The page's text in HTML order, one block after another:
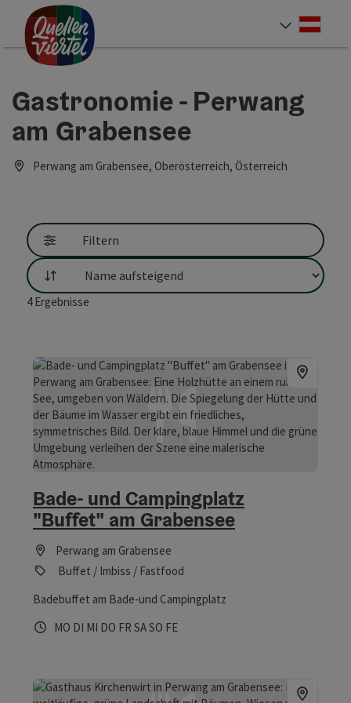
Zum Inhalt
Zur Navigation
Zum Seitenanfang
Gastronomie - Perwang
am Grabensee
Perwang am Grabensee, Oberösterreich, Österreich
Filtern
Sortierung
4Ergebnisse
Bade- und Campingplatz
"Buffet" am Grabensee
Perwang am Grabensee
Buffet / Imbiss / Fastfood
Badebuffet am Bade-und Campingplatz
Öffnungszeiten
MO Montag geöffnet
DI Dienstag geöffnet
MI Mittwoch geöffnet
DO Donnerstag geöffnet
FR Freitag geöffnet
SASamstag geöffnet
SO Sonntag geöffnet
FEFeiertag geöffnet